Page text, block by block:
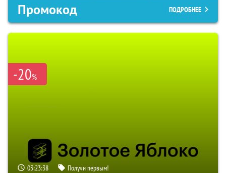
Промокод ПОДРОБНЕЕ
-20%
03:23:37 Получи первым!